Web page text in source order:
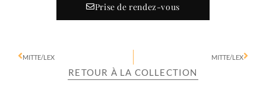
Prise de rendez-vous
MITTE/LEX MITTE/LEX
RETOUR À LA COLLECTION